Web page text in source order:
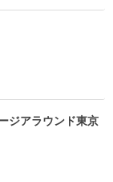
ジアラウンド東京